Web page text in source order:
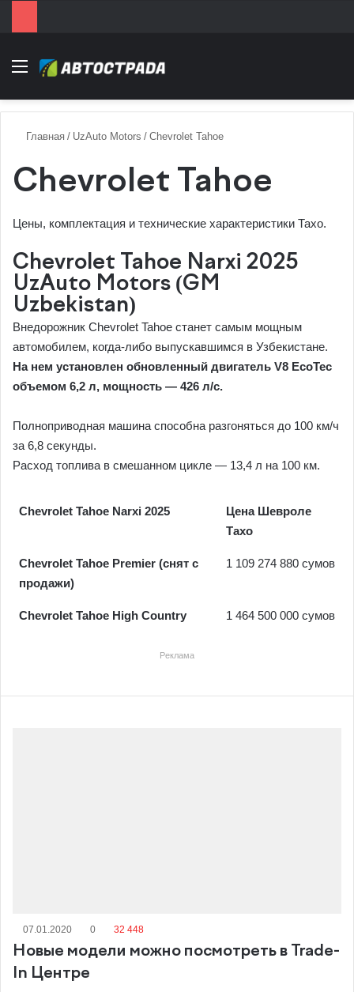
Menu
Главная / UzAuto Motors / Chevrolet Tahoe
Chevrolet Tahoe
Цены, комплектация и технические характеристики Тахо.
Chevrolet Tahoe Narxi 2025
UzAuto Motors (GM
Uzbekistan)
Внедорожник Chevrolet Tahoe станет самым мощным
автомобилем, когда-либо выпускавшимся в Узбекистане.
На нем установлен обновленный двигатель V8 EcoTec
объемом 6,2 л, мощность — 426 л/с.
Полноприводная машина способна разгоняться до 100 км/ч
за 6,8 секунды.
Расход топлива в смешанном цикле — 13,4 л на 100 км.
Chevrolet Tahoe Narxi 2025
Цена Шевроле
Тахо
Chevrolet Tahoe Premier (снят с
продажи)
1 109 274 880 сумов
Chevrolet Tahoe High Country 1 464 500 000 сумов
Реклама
07.01.2020 0 32 448
Новые модели можно посмотреть в Trade-
In Центре